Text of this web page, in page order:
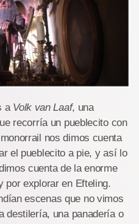
a Volk van Laaf, una
recorría un pueblecito con
nos dimos cuenta
el pueblecito a pie, y así lo
cuenta de la enorme
por explorar en Efteling.
escenas que no vimos
destilería, una panadería o